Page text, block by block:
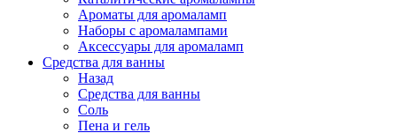
Ароматы для аромаламп
Наборы с аромалампами
Аксессуары для аромаламп
Средства для ванны
Назад
Средства для ванны
Соль
Пена и гель